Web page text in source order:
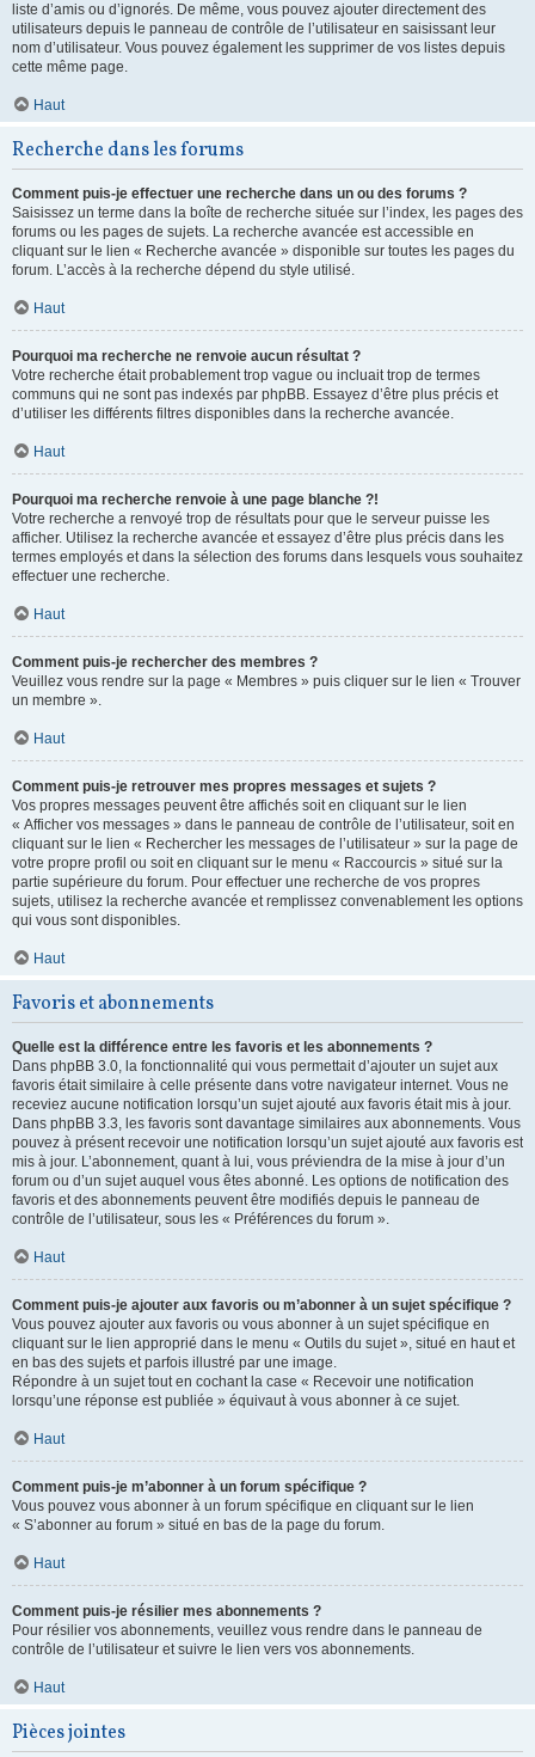
liste d’amis ou d’ignorés. De même, vous pouvez ajouter directement des
utilisateurs depuis le panneau de contrôle de l’utilisateur en saisissant leur
nom d’utilisateur. Vous pouvez également les supprimer de vos listes depuis
cette même page.
Haut
Recherche dans les forums
Comment puis-je effectuer une recherche dans un ou des forums ?
Saisissez un terme dans la boîte de recherche située sur l’index, les pages des
forums ou les pages de sujets. La recherche avancée est accessible en
cliquant sur le lien « Recherche avancée » disponible sur toutes les pages du
forum. L’accès à la recherche dépend du style utilisé.
Haut
Pourquoi ma recherche ne renvoie aucun résultat ?
Votre recherche était probablement trop vague ou incluait trop de termes
communs qui ne sont pas indexés par phpBB. Essayez d’être plus précis et
d’utiliser les différents filtres disponibles dans la recherche avancée.
Haut
Pourquoi ma recherche renvoie à une page blanche ?!
Votre recherche a renvoyé trop de résultats pour que le serveur puisse les
afficher. Utilisez la recherche avancée et essayez d’être plus précis dans les
termes employés et dans la sélection des forums dans lesquels vous souhaitez
effectuer une recherche.
Haut
Comment puis-je rechercher des membres ?
Veuillez vous rendre sur la page « Membres » puis cliquer sur le lien « Trouver
un membre ».
Haut
Comment puis-je retrouver mes propres messages et sujets ?
Vos propres messages peuvent être affichés soit en cliquant sur le lien
« Afficher vos messages » dans le panneau de contrôle de l’utilisateur, soit en
cliquant sur le lien « Rechercher les messages de l’utilisateur » sur la page de
votre propre profil ou soit en cliquant sur le menu « Raccourcis » situé sur la
partie supérieure du forum. Pour effectuer une recherche de vos propres
sujets, utilisez la recherche avancée et remplissez convenablement les options
qui vous sont disponibles.
Haut
Favoris et abonnements
Quelle est la différence entre les favoris et les abonnements ?
Dans phpBB 3.0, la fonctionnalité qui vous permettait d’ajouter un sujet aux
favoris était similaire à celle présente dans votre navigateur internet. Vous ne
receviez aucune notification lorsqu’un sujet ajouté aux favoris était mis à jour.
Dans phpBB 3.3, les favoris sont davantage similaires aux abonnements. Vous
pouvez à présent recevoir une notification lorsqu’un sujet ajouté aux favoris est
mis à jour. L’abonnement, quant à lui, vous préviendra de la mise à jour d’un
forum ou d’un sujet auquel vous êtes abonné. Les options de notification des
favoris et des abonnements peuvent être modifiés depuis le panneau de
contrôle de l’utilisateur, sous les « Préférences du forum ».
Haut
Comment puis-je ajouter aux favoris ou m’abonner à un sujet spécifique ?
Vous pouvez ajouter aux favoris ou vous abonner à un sujet spécifique en
cliquant sur le lien approprié dans le menu « Outils du sujet », situé en haut et
en bas des sujets et parfois illustré par une image.
Répondre à un sujet tout en cochant la case « Recevoir une notification
lorsqu’une réponse est publiée » équivaut à vous abonner à ce sujet.
Haut
Comment puis-je m’abonner à un forum spécifique ?
Vous pouvez vous abonner à un forum spécifique en cliquant sur le lien
« S’abonner au forum » situé en bas de la page du forum.
Haut
Comment puis-je résilier mes abonnements ?
Pour résilier vos abonnements, veuillez vous rendre dans le panneau de
contrôle de l’utilisateur et suivre le lien vers vos abonnements.
Haut
Pièces jointes